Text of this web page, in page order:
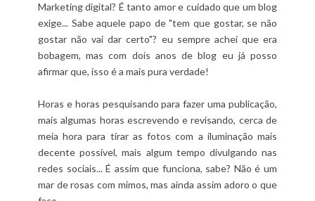
Marketing digital? É tanto amor e cuidado que um blog
exige... Sabe aquele papo de "tem que gostar, se não
gostar não vai dar certo"? eu sempre achei que era
bobagem, mas com dois anos de blog eu já posso
afirmar que, isso é a mais pura verdade!
Horas e horas pesquisando para fazer uma publicação,
mais algumas horas escrevendo e revisando, cerca de
meia hora para tirar as fotos com a iluminação mais
decente possível, mais algum tempo divulgando nas
redes sociais... É assim que funciona, sabe? Não é um
mar de rosas com mimos, mas ainda assim adoro o que